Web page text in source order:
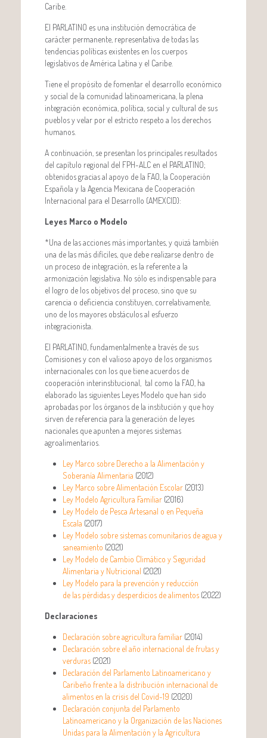
Caribe.
El PARLATINO es una institución democrática de
carácter permanente, representativa de todas las
tendencias políticas existentes en los cuerpos
legislativos de América Latina y el Caribe.
Tiene el propósito de fomentar el desarrollo económico
y social de la comunidad latinoamericana, la plena
integración económica, política, social y cultural de sus
pueblos y velar por el estricto respeto a los derechos
humanos.
A continuación, se presentan los principales resultados
del capítulo regional del FPH-ALC en el PARLATINO;
obtenidos gracias al apoyo de la FAO, la Cooperación
Española y la Agencia Mexicana de Cooperación
Internacional para el Desarrollo (AMEXCID):
Leyes Marco o Modelo
*Una de las acciones más importantes, y quizá también
una de las más difíciles, que debe realizarse dentro de
un proceso de integración, es la referente a la
armonización legislativa. No sólo es indispensable para
el logro de los objetivos del proceso, sino que su
carencia o deficiencia constituyen, correlativamente,
uno de los mayores obstáculos al esfuerzo
integracionista.
El PARLATINO, fundamentalmente a través de sus
Comisiones y con el valioso apoyo de los organismos
internacionales con los que tiene acuerdos de
cooperación interinstitucional, tal como la FAO, ha
elaborado las siguientes Leyes Modelo que han sido
aprobadas por los órganos de la institución y que hoy
sirven de referencia para la generación de leyes
nacionales que apunten a mejores sistemas
agroalimentarios.
Ley Marco sobre Derecho a la Alimentación y
Soberanía Alimentaria (2012)
Ley Marco sobre Alimentación Escolar (2013)
Ley Modelo Agricultura Familiar (2016)
Ley Modelo de Pesca Artesanal o en Pequeña
Escala (2017)
Ley Modelo sobre sistemas comunitarios de agua y
saneamiento (2021)
Ley Modelo de Cambio Climático y Seguridad
Alimentaria y Nutricional (2021)
Ley Modelo para la prevención y reducción
de las pérdidas y desperdicios de alimentos (2022)
Declaraciones
Declaración sobre agricultura familiar (2014)
Declaración sobre el año internacional de frutas y
verduras (2021)
Declaración del Parlamento Latinoamericano y
Caribeño frente a la distribución internacional de
alimentos en la crisis del Covid-19 (2020)
Declaración conjunta del Parlamento
Latinoamericano y la Organización de las Naciones
Unidas para la Alimentación y la Agricultura